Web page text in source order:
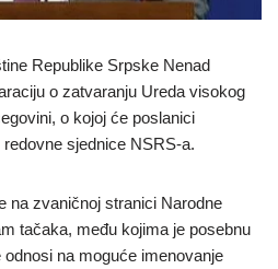
Republike Srpske Nenad
o zatvaranju Ureda visokog
o kojoj će poslanici
sjednice NSRS-a.
na zvaničnoj stranici Narodne
tačaka, među kojima je posebnu
na moguće imenovanje